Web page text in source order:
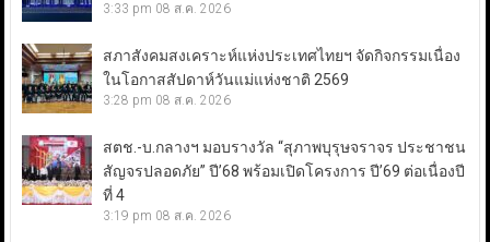
3:33 pm 08 ส.ค. 2026
สภาสังคมสงเคราะห์แห่งประเทศไทยฯ จัดกิจกรรมเนื่อง
ในโอกาสสัปดาห์วันแม่แห่งชาติ 2569
3:28 pm 08 ส.ค. 2026
สตช.-บ.กลางฯ มอบรางวัล “สุภาพบุรุษจราจร ประชาชน
สัญจรปลอดภัย” ปี’68 พร้อมเปิดโครงการ ปี’69 ต่อเนื่องปี
ที่ 4
3:19 pm 08 ส.ค. 2026